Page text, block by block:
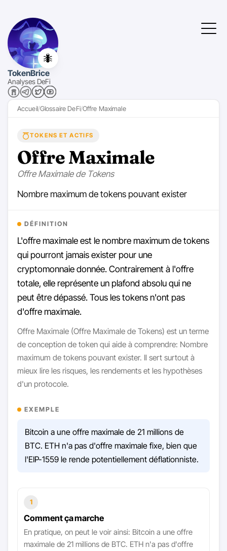
🐜
TokenBrice
Analyses DeFi
Accueil Glossaire DeFi Offre Maximale
TOKENS ET ACTIFS
Offre Maximale
Offre Maximale de Tokens
Nombre maximum de tokens pouvant exister
DÉFINITION
L'offre maximale est le nombre maximum de tokens
qui pourront jamais exister pour une
cryptomonnaie donnée. Contrairement à l'offre
totale, elle représente un plafond absolu qui ne
peut être dépassé. Tous les tokens n'ont pas
d'offre maximale.
Offre Maximale (Offre Maximale de Tokens) est un terme
de conception de token qui aide à comprendre: Nombre
maximum de tokens pouvant exister. Il sert surtout à
mieux lire les risques, les rendements et les hypothèses
d'un protocole.
EXEMPLE
Bitcoin a une offre maximale de 21 millions de
BTC. ETH n'a pas d'offre maximale fixe, bien que
l'EIP-1559 le rende potentiellement déflationniste.
1
Comment ça marche
En pratique, on peut le voir ainsi: Bitcoin a une offre
maximale de 21 millions de BTC. ETH n'a pas d'offre